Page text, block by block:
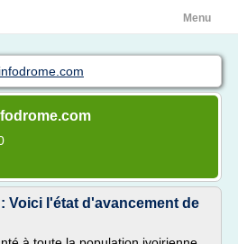
Menu
Voici l'état d'avancement de